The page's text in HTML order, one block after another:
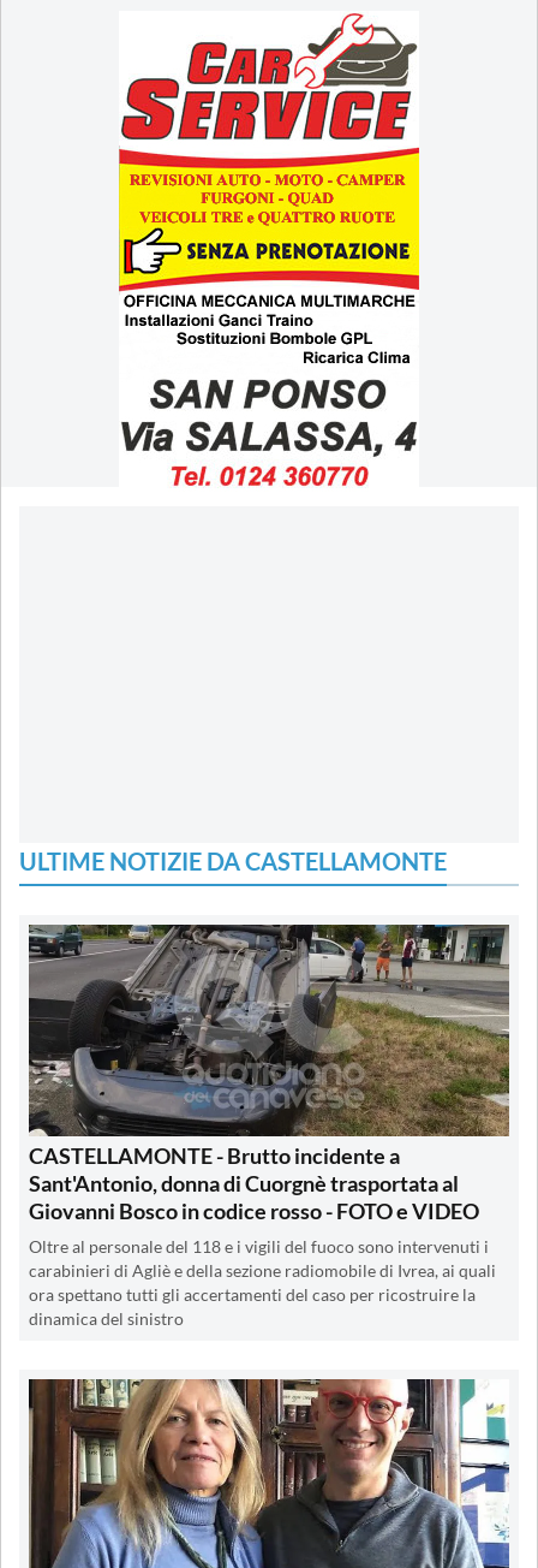
ULTIME NOTIZIE DA CASTELLAMONTE
CASTELLAMONTE - Brutto incidente a
Sant'Antonio, donna di Cuorgnè trasportata al
Giovanni Bosco in codice rosso - FOTO e VIDEO
Oltre al personale del 118 e i vigili del fuoco sono intervenuti i
carabinieri di Agliè e della sezione radiomobile di Ivrea, ai quali
ora spettano tutti gli accertamenti del caso per ricostruire la
dinamica del sinistro